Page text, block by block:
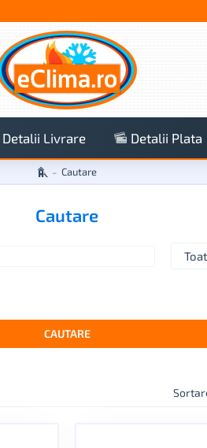
Detalii Livrare Detalii Plata
Cautare
Cautare
CAUTARE